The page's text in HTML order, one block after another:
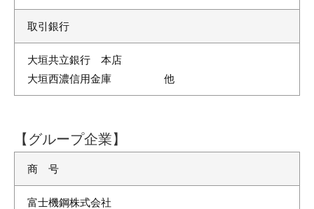
取引銀行
大垣共立銀行 本店
大垣西濃信用金庫 他
【グループ企業】
商 号
富士機鋼株式会社